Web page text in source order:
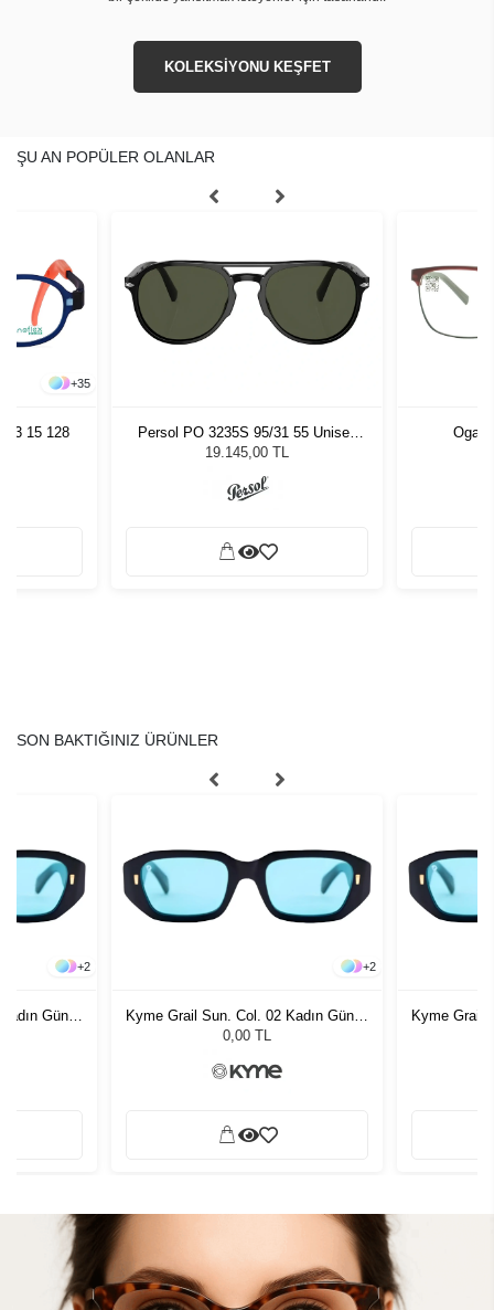
KOLEKSİYONU KEŞFET
ŞU AN POPÜLER OLANLAR
+35
43 15 128
Persol PO 3235S 95/31 55 Unisex
Güneş Gözlüğü
19.145,00 TL
Oga
SON BAKTIĞINIZ ÜRÜNLER
+2
Güneş
+2
Kyme Grail Sun. Col. 02 Kadın Güneş
Gözlüğü
0,00 TL
Kyme Grail